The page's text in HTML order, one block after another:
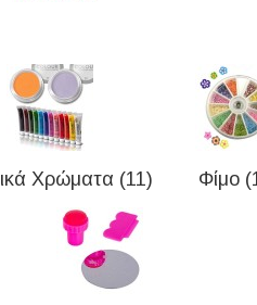
Χρώματα (11) Φίμο